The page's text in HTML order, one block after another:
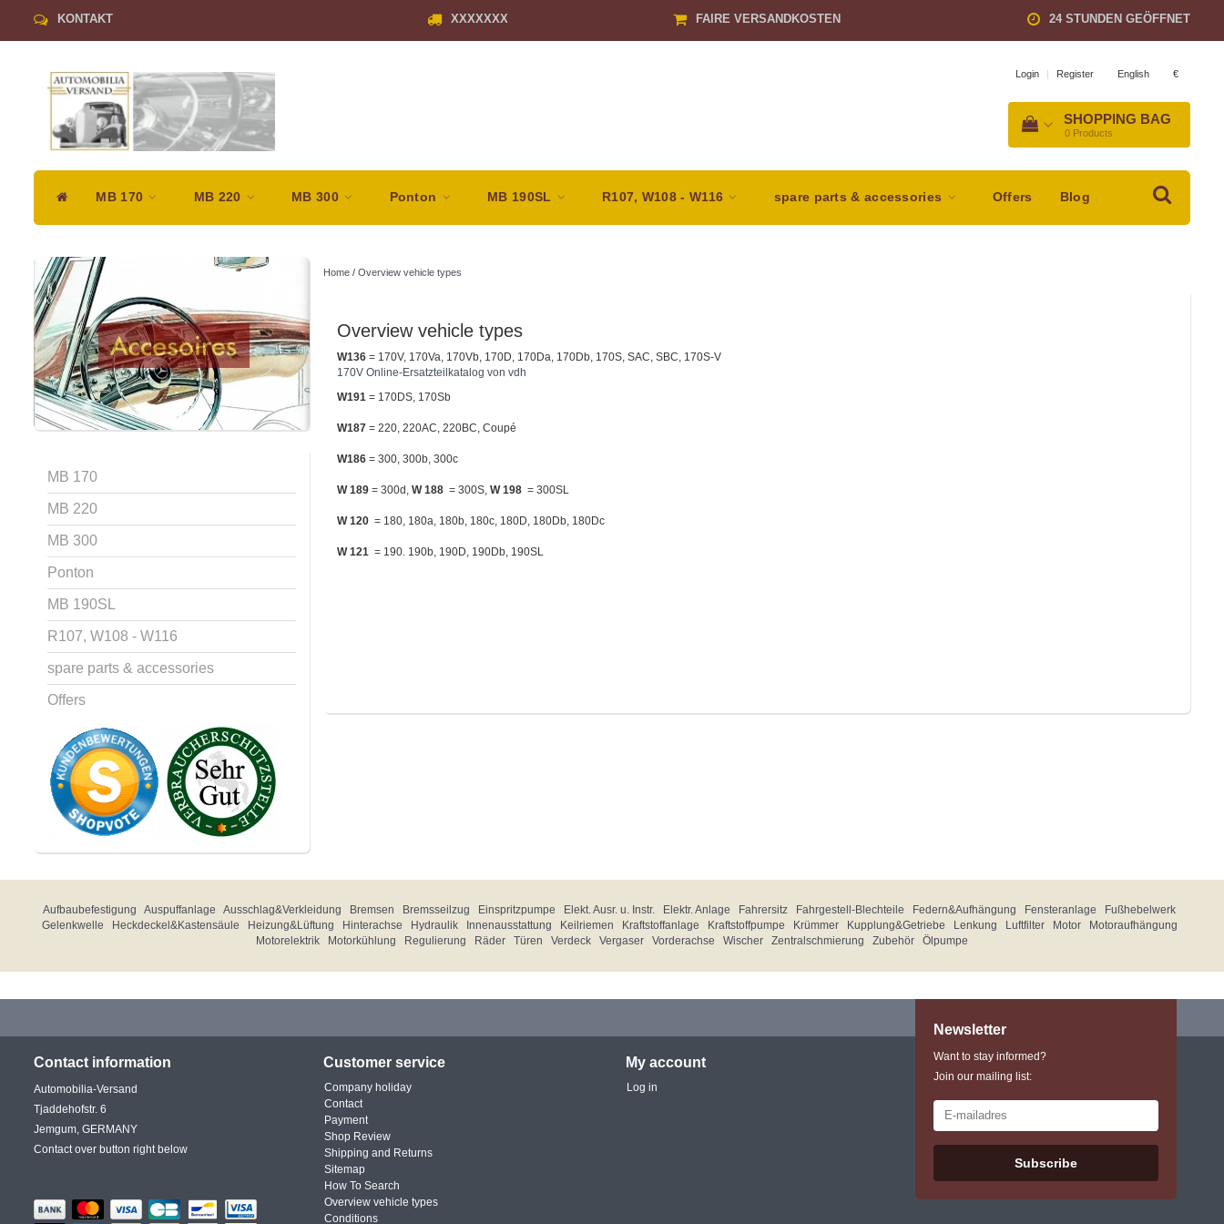
KONTAKT XXXXXXX FAIRE VERSANDKOSTEN 24 STUNDEN GEÖFFNET
Login | Register English €
SHOPPING BAG
0 Products
MB 170 MB 220 MB 300 Ponton MB 190SL R107, W108 - W116 spare parts & accessories Offers Blog
MB 170
MB 220
MB 300
Ponton
MB 190SL
R107, W108 - W116
spare parts & accessories
Offers
Home/ Overview vehicle types
Overview vehicle types
W136= 170V, 170Va, 170Vb, 170D, 170Da, 170Db, 170S, SAC, SBC, 170S-V
170V Online-Ersatzteilkatalog von vdh
W191 = 170DS, 170Sb
W187= 220, 220AC, 220BC, Coupé
W186 = 300, 300b, 300c
W 189 = 300d, W 188 = 300S, W 198 = 300SL
W 120 = 180, 180a, 180b, 180c, 180D, 180Db, 180Dc
W 121 = 190. 190b, 190D, 190Db, 190SL
Aufbaubefestigung Auspuffanlage Ausschlag&Verkleidung Bremsen Bremsseilzug Einspritzpumpe Elekt. Ausr. u. Instr. Elektr. Anlage Fahrersitz Fahrgestell-Blechteile Federn&Aufhängung Fensteranlage
Fußhebelwerk
Gelenkwelle
Heckdeckel&Kastensäule Heizung&Lüftung Hinterachse Hydraulik Innenausstattung Keilriemen Kraftstoffanlage Kraftstoffpumpe Krümmer Kupplung&Getriebe Lenkung Luftfilter Motor
Motoraufhängung
Motorelektrik
Motorkühlung Regulierung Räder Türen Verdeck Vergaser Vorderachse Wischer Zentralschmierung Zubehör Ölpumpe
Contact information
Automobilia-Versand
Tjaddehofstr. 6
Jemgum, GERMANY
Contact over button right below
Customer service
Company holiday
Contact
Payment
Shop Review
Shipping and Returns
Sitemap
How To Search
Overview vehicle types
Conditions
My account
Log in
Newsletter
Want to stay informed?
Join our mailing list:
Subscribe